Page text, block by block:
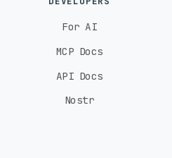
For AI
MCP Docs
API Docs
Nostr